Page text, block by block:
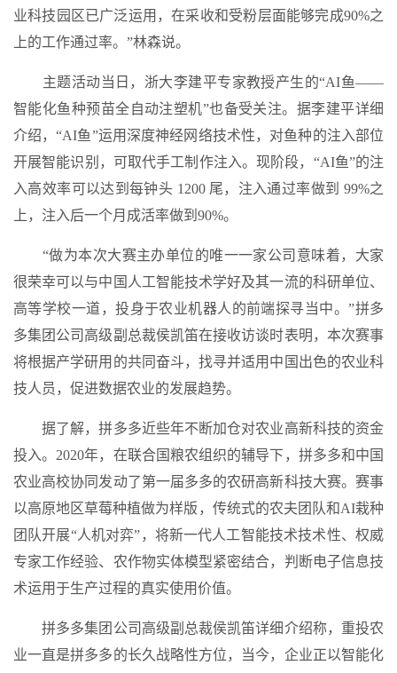
业科技园区已广泛运用，在采收和受粉层面能够完成90%之
上的工作通过率。”林森说。
主题活动当日，浙大李建平专家教授产生的“AI鱼——
智能化鱼种预苗全自动注塑机”也备受关注。据李建平详细
介绍，“AI鱼”运用深度神经网络技术性，对鱼种的注入部位
开展智能识别，可取代手工制作注入。现阶段，“AI鱼”的注
入高效率可以达到每钟头 1200 尾，注入通过率做到 99%之
上，注入后一个月成活率做到90%。
“做为本次大赛主办单位的唯一一家公司意味着，大家
很荣幸可以与中国人工智能技术学好及其一流的科研单位、
高等学校一道，投身于农业机器人的前端探寻当中。”拼多
多集团公司高级副总裁侯凯笛在接收访谈时表明，本次赛事
将根据产学研用的共同奋斗，找寻并适用中国出色的农业科
技人员，促进数据农业的发展趋势。
据了解，拼多多近些年不断加仓对农业高新科技的资金
投入。2020年，在联合国粮农组织的辅导下，拼多多和中国
农业高校协同发动了第一届多多的农研高新科技大赛。赛事
以高原地区草莓种植做为样版，传统式的农夫团队和AI栽种
团队开展“人机对弈”，将新一代人工智能技术技术性、权威
专家工作经验、农作物实体模型紧密结合，判断电子信息技
术运用于生产过程的真实使用价值。
拼多多集团公司高级副总裁侯凯笛详细介绍称，重投农
业一直是拼多多的长久战略性方位，当今，企业正以智能化